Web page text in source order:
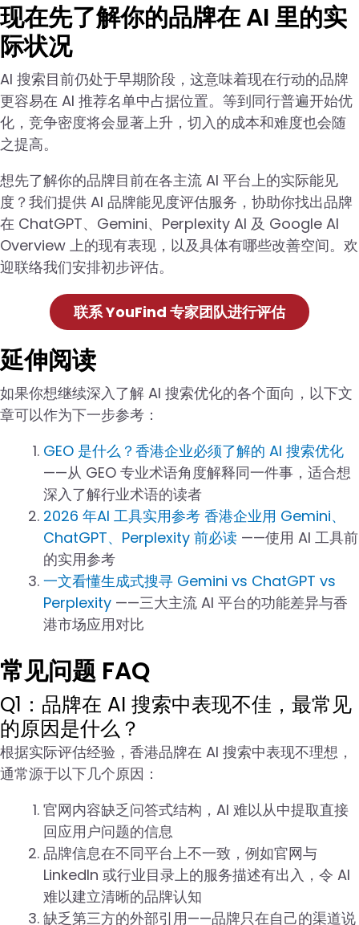
现在先了解你的品牌在 AI 里的实
际状况
AI 搜索目前仍处于早期阶段，这意味着现在行动的品牌
更容易在 AI 推荐名单中占据位置。等到同行普遍开始优
化，竞争密度将会显著上升，切入的成本和难度也会随
之提高。
想先了解你的品牌目前在各主流 AI 平台上的实际能见
度？我们提供 AI 品牌能见度评估服务，协助你找出品牌
在 ChatGPT、Gemini、Perplexity AI 及 Google AI
Overview 上的现有表现，以及具体有哪些改善空间。欢
迎联络我们安排初步评估。
联系 YouFind 专家团队进行评估
延伸阅读
如果你想继续深入了解 AI 搜索优化的各个面向，以下文
章可以作为下一步参考：
GEO 是什么？香港企业必须了解的 AI 搜索优化
——从 GEO 专业术语角度解释同一件事，适合想
深入了解行业术语的读者
2026 年AI 工具实用参考 香港企业用 Gemini、
ChatGPT、Perplexity 前必读 ——使用 AI 工具前
的实用参考
一文看懂生成式搜寻 Gemini vs ChatGPT vs
Perplexity ——三大主流 AI 平台的功能差异与香
港市场应用对比
常见问题 FAQ
Q1：品牌在 AI 搜索中表现不佳，最常见
的原因是什么？
根据实际评估经验，香港品牌在 AI 搜索中表现不理想，
通常源于以下几个原因：
官网内容缺乏问答式结构，AI 难以从中提取直接
回应用户问题的信息
品牌信息在不同平台上不一致，例如官网与
LinkedIn 或行业目录上的服务描述有出入，令 AI
难以建立清晰的品牌认知
缺乏第三方的外部引用——品牌只在自己的渠道说